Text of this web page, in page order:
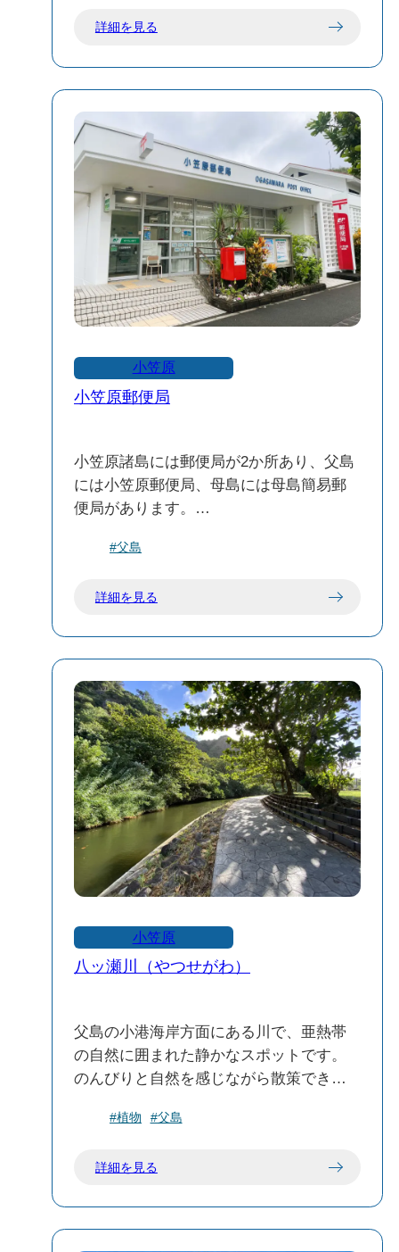
船客待合所」にて乗船券をご購入くださ
て利用でき、ATMも設置されています。
ターミナルから徒歩圏内に、飲食店や商
店が集まる大村エリアがあります。
詳細を見る
小笠原
小笠原郵便局
小笠原諸島には郵便局が2か所あり、父島
には小笠原郵便局、母島には母島簡易郵
便局があります。
用も可能です。
#父島
詳細を見る
小笠原
八ッ瀬川（やつせがわ）
父島の小港海岸方面にある川で、亜熱帯
の自然に囲まれた静かなスポットです。
のんびりと自然を感じながら散策でき、
ています。
#植物 #父島
詳細を見る